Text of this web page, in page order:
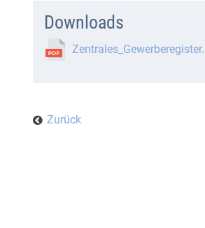
Downloads
Zurück